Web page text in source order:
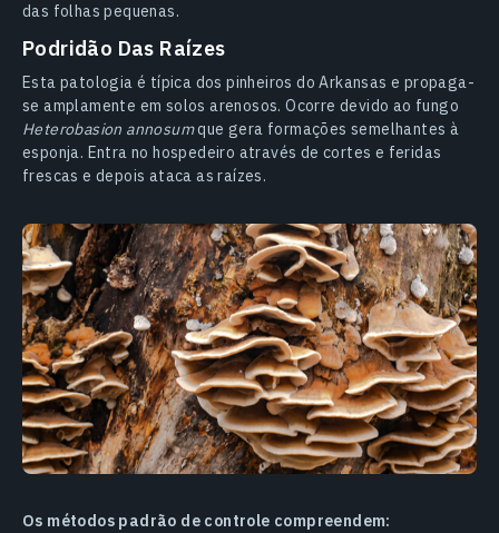
das folhas pequenas.
Podridão Das Raízes
Esta patologia é típica dos pinheiros do Arkansas e propaga-
se amplamente em solos arenosos. Ocorre devido ao fungo
Heterobasion annosumque gera formações semelhantes à
esponja. Entra no hospedeiro através de cortes e feridas
frescas e depois ataca as raízes.
Os métodos padrão de controle compreendem: